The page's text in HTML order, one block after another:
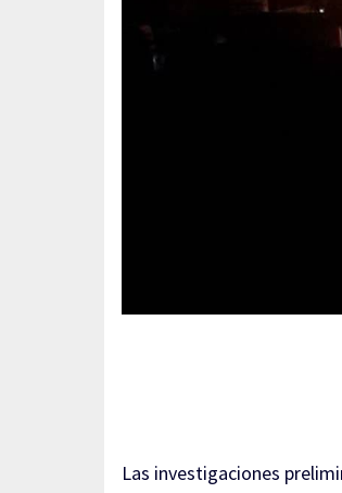
Las investigaciones